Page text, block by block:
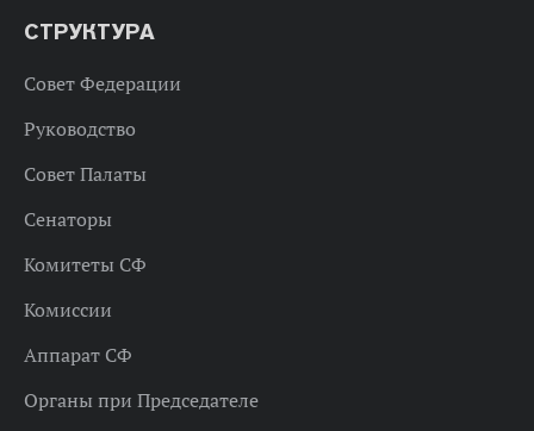
СТРУКТУРА
Совет Федерации
Руководство
Совет Палаты
Сенаторы
Комитеты СФ
Комиссии
Аппарат СФ
Органы при Председателе